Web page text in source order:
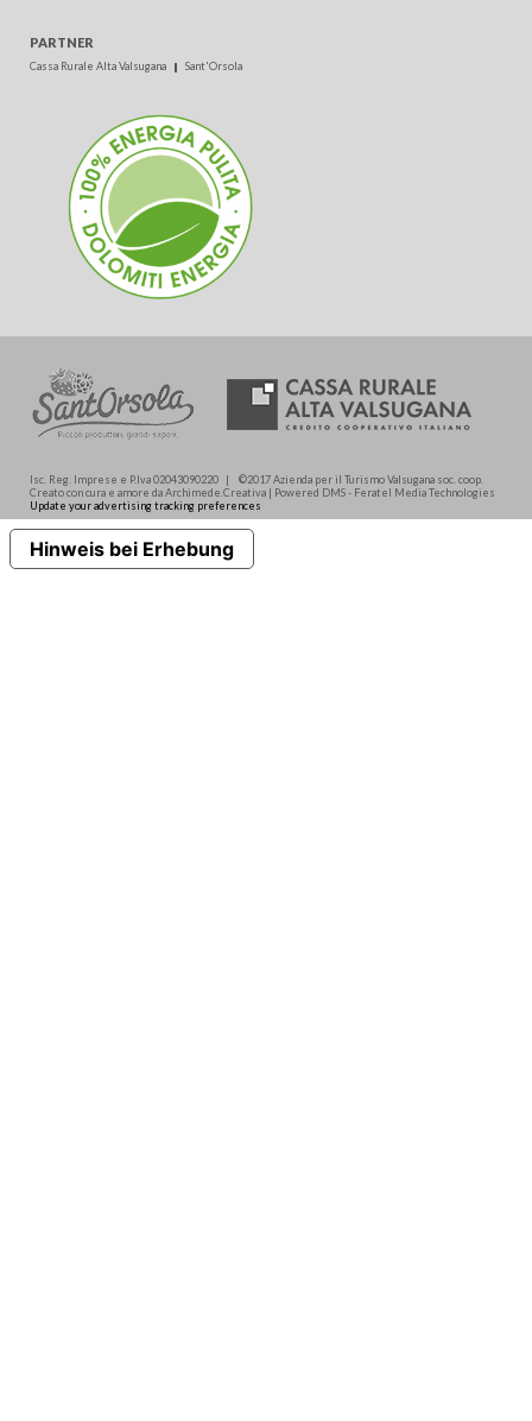
PARTNER
Cassa Rurale Alta Valsugana Sant'Orsola
Isc. Reg. Imprese e P.Iva 02043090220 | ©2017 Azienda per il Turismo Valsugana soc. coop.
Creato con cura e amore da Archimede.Creativa | Powered DMS - Feratel Media Technologies
Update your advertising tracking preferences
Hinweis bei Erhebung